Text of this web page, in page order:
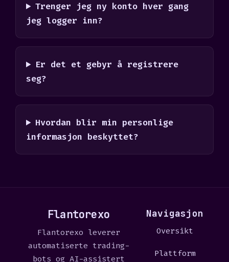
Trenger jeg ny konto hver gang
jeg logger inn?
Er det et gebyr å registrere
seg?
Hvordan blir min personlige
informasjon beskyttet?
Flantorexo
Flantorexo leverer
automatiserte trading-
bots og AI-assistert
Navigasjon
Oversikt
Plattform